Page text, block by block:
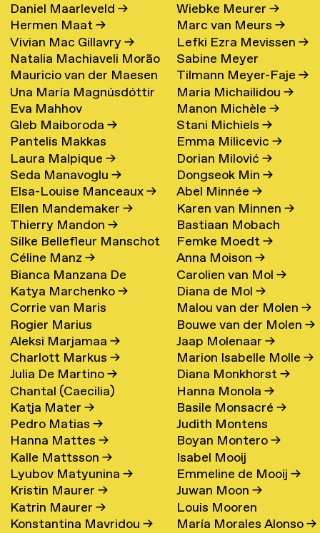
Daniel Maarleveld→
Hermen Maat→
Vivian Mac Gillavry→
Natalia Machiaveli Morão
de Oliveira→
Mauricio van der Maesen
de Sombreff→
Una María Magnúsdóttir
→
Eva Mahhov
Gleb Maiboroda→
Pantelis Makkas
Laura Malpique→
Seda Manavoglu→
Elsa-Louise Manceaux→
Ellen Mandemaker→
Thierry Mandon→
Silke Bellefleur Manschot
→
Céline Manz→
Bianca Manzana De
Agustin→
Katya Marchenko→
Corrie van Maris
Rogier Marius
Aleksi Marjamaa→
Charlott Markus→
Julia De Martino→
Chantal (Caecilia)
Maschke (Hattink)
Katja Mater→
Pedro Matias→
Hanna Mattes→
Kalle Mattsson→
Lyubov Matyunina→
Kristin Maurer→
Katrin Maurer→
Konstantina Mavridou→
Wiebke Meurer→
Marc van Meurs→
Lefki Ezra Mevissen→
Sabine Meyer
Tilmann Meyer-Faje→
Maria Michailidou→
Manon Michèle→
Stani Michiels→
Emma Milicevic→
Dorian Milović→
Dongseok Min→
Abel Minnée→
Karen van Minnen→
Bastiaan Mobach
Femke Moedt→
Anna Moison→
Carolien van Mol→
Diana de Mol→
Malou van der Molen→
Bouwe van der Molen→
Jaap Molenaar→
Marion Isabelle Molle→
Diana Monkhorst→
Hanna Monola→
Basile Monsacré→
Judith Montens
Boyan Montero→
Isabel Mooij
Emmeline de Mooij→
Juwan Moon→
Louis Mooren
María Morales Alonso→